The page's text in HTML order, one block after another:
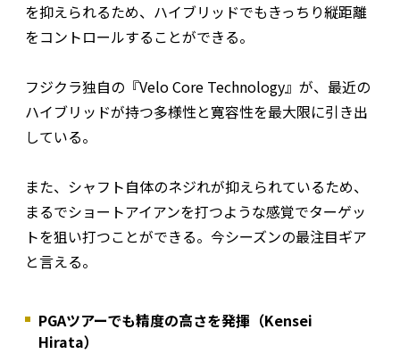
を抑えられるため、ハイブリッドでもきっちり縦距離
をコントロールすることができる。
フジクラ独自の『Velo Core Technology』が、最近の
ハイブリッドが持つ多様性と寛容性を最大限に引き出
している。
また、シャフト自体のネジれが抑えられているため、
まるでショートアイアンを打つような感覚でターゲッ
トを狙い打つことができる。今シーズンの最注目ギア
と言える。
PGAツアーでも精度の高さを発揮（Kensei
Hirata）